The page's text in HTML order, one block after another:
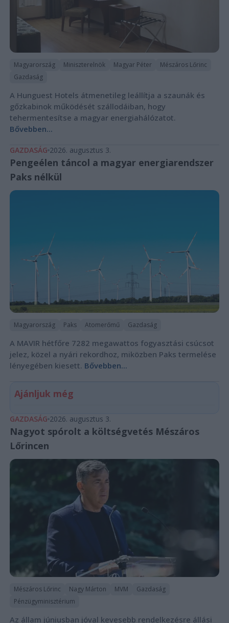
Magyarország Miniszterelnök Magyar Péter
Mészáros Lőrinc
Gazdaság
A Hunguest Hotels átmenetileg leállítja a szaunák és
gőzkabinok működését szállodáiban, hogy
tehermentesítse a magyar energiahálózatot.
Bővebben...
GAZDASÁG 2026. augusztus 3.
Pengeélen táncol a magyar energiarendszer
Paks nélkül
Magyarország Paks Atomerőmű Gazdaság
A MAVIR hétfőre 7282 megawattos fogyasztási csúcsot
jelez, közel a nyári rekordhoz, miközben Paks termelése
lényegében kiesett. Bővebben...
Ajánljuk még
GAZDASÁG 2026. augusztus 3.
Nagyot spórolt a költségvetés Mészáros
Lőrincen
Mészáros Lőrinc Nagy Márton MVM
Gazdaság
Pénzügyminisztérium
Az állam júniusban jóval kevesebb rendelkezésre állási